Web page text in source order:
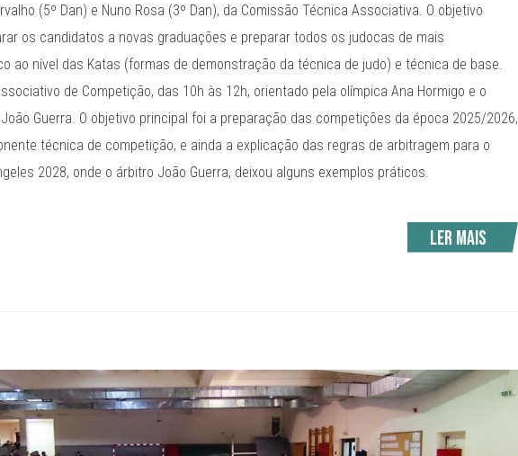
(5º Dan) e Nuno Rosa (3º Dan), da Comissão Técnica Associativa. O objetivo
os candidatos a novas graduações e preparar todos os judocas de mais
ao nível das Katas (formas de demonstração da técnica de judo) e técnica de base.
de Competição, das 10h às 12h, orientado pela olímpica Ana Hormigo e o
Guerra. O objetivo principal foi a preparação das competições da época 2025/2026,
técnica de competição, e ainda a explicação das regras de arbitragem para o
2028, onde o árbitro João Guerra, deixou alguns exemplos práticos.
Ler mais